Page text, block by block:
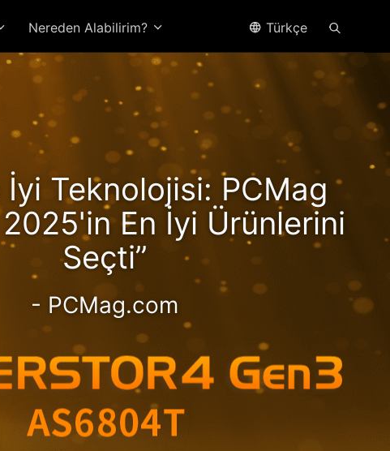
Nereden Alabilirim? Türkçe
İyi Teknolojisi: PCMag
En İyi Ürünlerini
Seçti”
- PCMag.com
Hız!
2,5 GbE NAS
Güvenilir Depolama